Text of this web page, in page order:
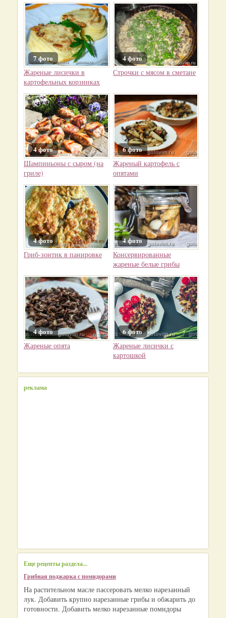
7 фото
Жареные лисички в
картофельных корзинках
4 фото
Строчки с мясом в сметане
4 фото
Шампиньоны с сыром (на
гриле)
6 фото
Жареный картофель с
опятами
4 фото
Гриб-зонтик в панировке
4 фото
Консервированные
жареные белые грибы
4 фото
Жареные опята
6 фото
Жареные лисички с
картошкой
реклама
Еще рецепты раздела...
Грибная поджарка с помидорами
На растительном масле пассеровать мелко нарезанный
лук. Добавить крупно нарезанные грибы и обжарить до
готовности. Добавить мелко нарезанные помидоры